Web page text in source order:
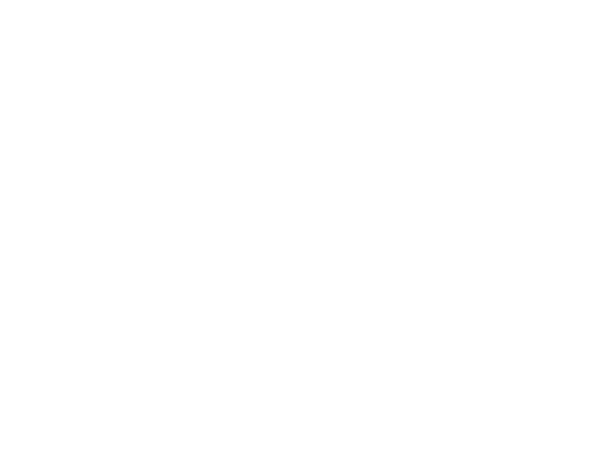
बोर्ड (सीबीएसई) द्वारा 9 जनवरी 2025 को सीटीईटी दिसंबर परिणाम 2024 घोषित